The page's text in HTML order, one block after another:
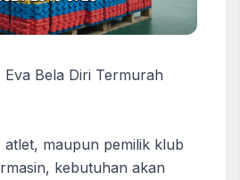
Bela Diri Termurah
atlet, maupun pemilik klub
kebutuhan akan